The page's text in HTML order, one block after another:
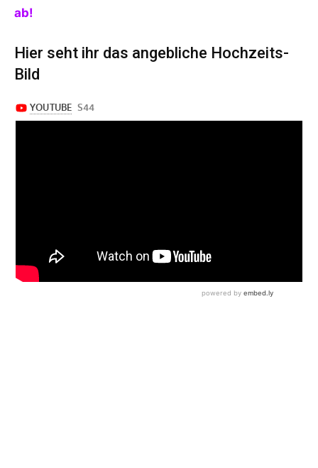
ab!
Hier seht ihr das angebliche Hochzeits-
Bild